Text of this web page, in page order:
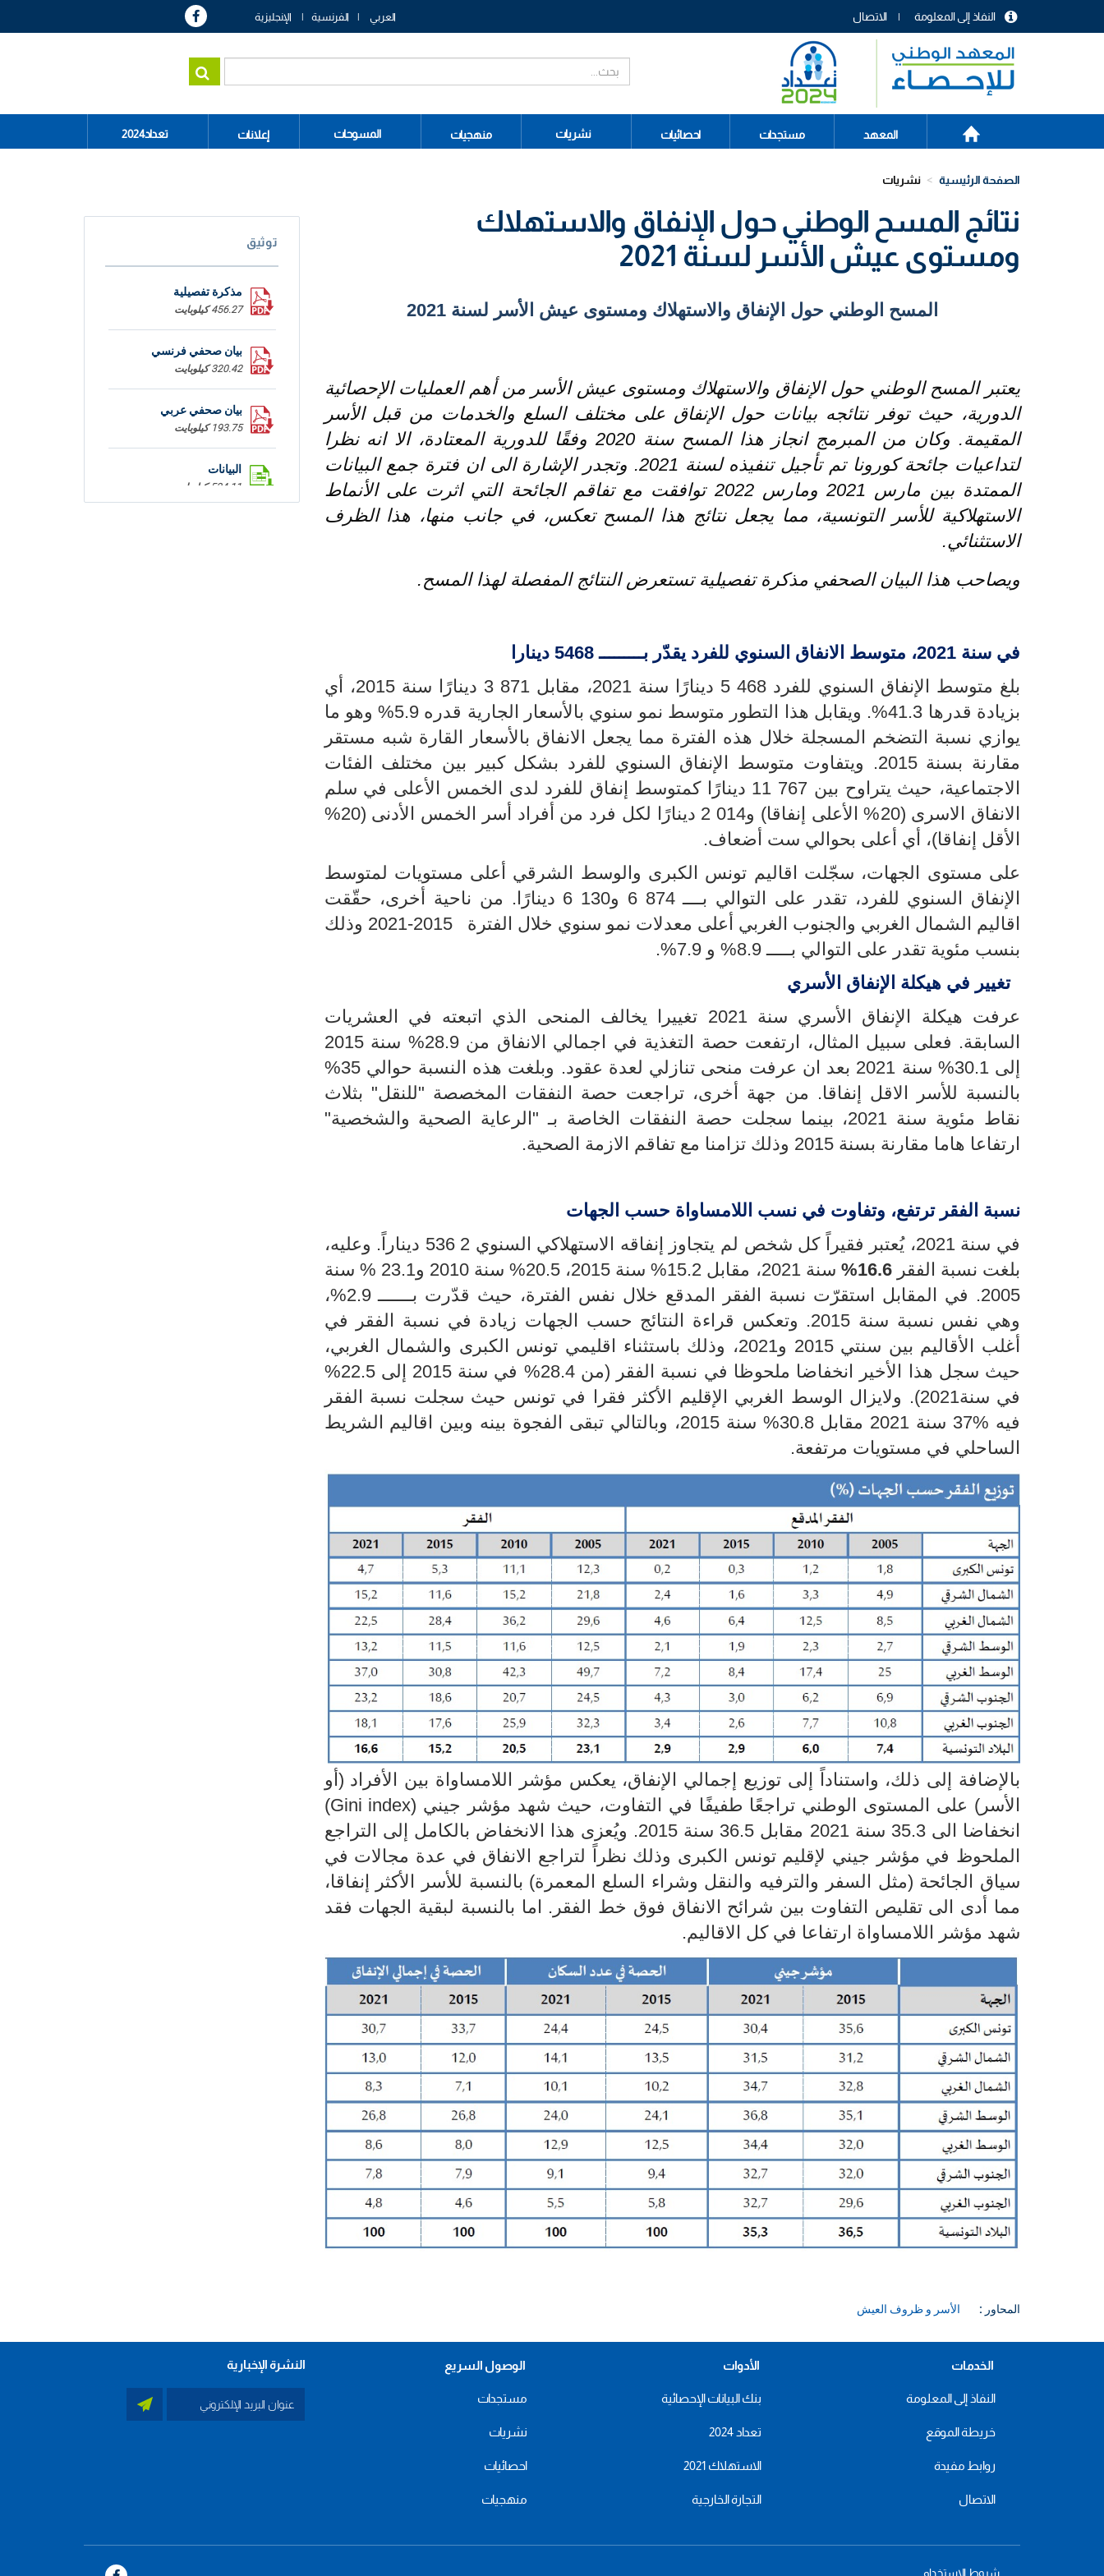
menu
header
الاتصال النفاذ إلى المعلومة العربي الفرنسية الإنجليزية
Main
navigation
الرئيسية
المعهد مستجدات احصائيات نشريات منهجيات المسوحات إعلانات تعداد2024
الصفحة الرئيسية نشريات
نتائج المسح الوطني حول الإنفاق والاستهلاك
ومستوى عيش الأسر لسنة 2021
المسح الوطني حول الإنفاق والاستهلاك ومستوى عيش الأسر لسنة 2021
يعتبر المسح الوطني حول الإنفاق والاستهلاك ومستوى عيش الأسر من أهم العمليات الإحصائية
الدورية، حيث توفر نتائجه بيانات حول الإنفاق على مختلف السلع والخدمات من قبل الأسر
المقيمة. وكان من المبرمج انجاز هذا المسح سنة 2020 وفقًا للدورية المعتادة، الا انه نظرا
لتداعيات جائحة كورونا تم تأجيل تنفيذه لسنة 2021. وتجدر الإشارة الى ان فترة جمع البيانات
الممتدة بين مارس 2021 ومارس 2022 توافقت مع تفاقم الجائحة التي اثرت على الأنماط
الاستهلاكية للأسر التونسية، مما يجعل نتائج هذا المسح تعكس، في جانب منها، هذا الظرف
الاستثنائي.
ويصاحب هذا البيان الصحفي مذكرة تفصيليةتستعرض النتائج المفصلة لهذا المسح.
في سنة 2021، متوسط الانفاق السنوي للفرد يقدّر ب ـــــــــ5468 دينارا
بلغ متوسط الإنفاق السنوي للفرد 468 5 دينارًا سنة 2021، مقابل 871 3 دينارًا سنة 2015، أي
بزيادة قدرها 41.3%. ويقابل هذا التطور متوسط نمو سنوي بالأسعار الجارية قدره 5.9% وهو ما
يوازي نسبة التضخم المسجلة خلال هذه الفترة مما يجعل الانفاق بالأسعار القارة شبه مستقر
مقارنة بسنة 2015. ويتفاوت متوسط الإنفاق السنوي للفرد بشكل كبير بين مختلف الفئات
الاجتماعية، حيث يتراوح بين 767 11 دينارًا كمتوسط إنفاق للفرد لدى الخمس الأعلى في سلم
الانفاق الاسرى (20% الأعلى إنفاقا) و014 2 دينارًا لكل فرد من أفراد أسر الخمس الأدنى (20%
الأقل إنفاقا)، أي أعلى بحوالي ست أضعاف.
على مستوى الجهات، سجّلت اقاليم تونس الكبرى والوسط الشرقي أعلى مستويات لمتوسط
الإنفاق السنوي للفرد، تقدر على التوالي بــــ 874 6 و130 6 دينارًا. من ناحية أخرى، حقّقت
اقاليم الشمال الغربي والجنوب الغربي أعلى معدلات نمو سنوي خلال الفترة 2015-2021 وذلك
بنسب مئوية تقدر على التوالي بـــــ 8.9% و 7.9%.
تغيير في هيكلة الإنفاق الأسري
عرفت هيكلة الإنفاق الأسري سنة 2021 تغييرا يخالف المنحى الذي اتبعته في العشريات
السابقة. فعلى سبيل المثال، ارتفعت حصة التغذية في اجمالي الانفاق من 28.9% سنة 2015
إلى 30.1% سنة 2021
بعد ان عرفت منحى تنازلي لعدة عقود. وبلغت هذه النسبة حوالي 35%
بالنسبة للأسر الاقل إنفاقا. من جهة أخرى، تراجعت حصة النفقات المخصصة "للنقل" بثلاث
نقاط مئوية سنة 2021، بينما سجلت حصة النفقات الخاصة بـ "الرعاية الصحية والشخصية"
ارتفاعا هاما مقارنة بسنة 2015 وذلك تزامنا مع تفاقم الازمة الصحية.
نسبة الفقر ترتفع، وتفاوت في نسب اللامساواة حسب الجهات
في سنة 2021، يُعتبر فقيراً كل شخص لم يتجاوز إنفاقه الاستهلاكي السنوي
2 536 ديناراً. وعليه،
بلغت نسبة الفقر16.6% سنة 2021، مقابل 15.2
% سنة 2015، 20.5% سنة 2010 و23.1 % سنة
2005.
في المقابل استقرّت نسبة الفقر المدقع خلال نفس الفترة، حيث قدّرت بـــــــ
2.9%،
وهي نفس نسبة سنة 2015.
وتعكس قراءة النتائج حسب الجهات زيادة في نسبة الفقر في
أغلب الأقاليم بين سنتي 2015 و2021، وذلك باستثناء اقليمي تونس الكبرى والشمال الغربي،
حيث سجل هذا الأخير انخفاضا ملحوظا في نسبة الفقر (من 28.4% في سنة 2015 إلى 22.5%
في سنة2021). ولايزال الوسط
الغربي الإقليم الأكثر فقرا في تونس حيث سجلت نسبة الفقر
فيه 37% سنة 2021 مقابل 30.8% سنة 2015
، وبالتالي تبقى الفجوة بينه وبين اقاليم الشريط
الساحلي في مستويات مرتفعة.
بالإضافة إلى ذلك، واستناداً إلى توزيع إجمالي الإنفاق، يعكس مؤشر اللامساواة بين الأفراد (أو
الأسر) على المستوى الوطني تراجعًا طفيفًا في التفاوت، حيث شهد مؤشر جيني
(Gini index)
انخفاضا الى 35.3 سنة 2021 مقابل 36.5 سنة 2015. ويُعزى هذا الانخفاض بالكامل إلى التراجع
الملحوظ في مؤشر جيني لإقليم تونس الكبرى وذلك نظراً لتراجع الانفاق في عدة مجالات في
سياق الجائحة (مثل السفر والترفيه والنقل وشراء السلع المعمرة) بالنسبة للأسر الأكثر إنفاقا،
مما أدى الى تقليص التفاوت بين شرائح الانفاق فوق خط الفقر. اما بالنسبة لبقية الجهات فقد
شهد مؤشر اللامساواة ارتفاعا في كل الاقاليم.
المحاور : الأسر و ظروف العيش
توثيق
مذكرة تفصيلية
456.27 كيلوبايت
بيان صحفي فرنسي
320.42 كيلوبايت
بيان صحفي عربي
193.75 كيلوبايت
البيانات
534.11 كيلوبايت
الخدمات
النفاذ إلى المعلومة
خريطة الموقع
روابط مفيدة
الاتصال
الأدوات
بنك البيانات الإحصائية
تعداد 2024
الاستهلاك 2021
التجارة الخارجية
الوصول السريع
مستجدات
نشريات
احصائيات
منهجيات
النشرة الإخبارية
شروط الاستخدام